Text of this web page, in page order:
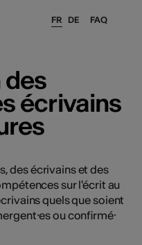
FAQ
FR DE
des
écrivains
des écrivains et des
sur l'écrit au
quels que soient
ou confirmé⸱